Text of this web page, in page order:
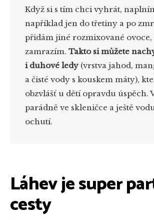
Když si s tím chci vyhrát,
například jen do třetiny a po
přidám jiné rozmixované ovoce,
zamrazím. Takto si můžete
i duhové ledy (vrstva jahod,
a čisté vody s kouskem máty),
obzvlášť u dětí opravdu úspěch.
parádně ve skleničce a ještě
ochutí.
Láhev je super
cesty